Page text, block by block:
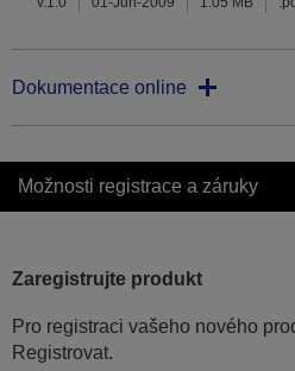
Dokumentace online
Možnosti registrace a záruky
Zaregistrujte produkt
Pro registraci vašeho nového
Registrovat.